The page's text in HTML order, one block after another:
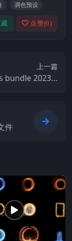
调色预设
点赞(0)
上一篇
bundle 2023.6
件